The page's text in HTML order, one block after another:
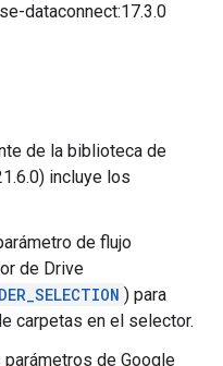
dataconnect:17.3.0
de la biblioteca de
incluye los
de flujo
de Drive
) para
carpetas en el selector.
de Google